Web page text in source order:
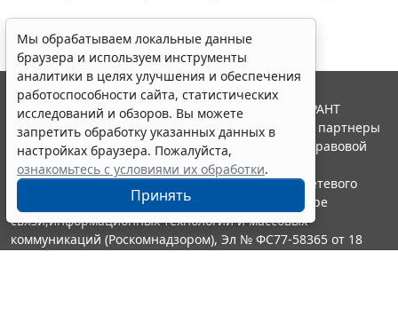
Мы обрабатываем локальные данные
браузера и используем инструменты
аналитики в целях улучшения и обеспечения
работоспособности сайта, статистических
исследований и обзоров. Вы можете
запретить обработку указанных данных в
настройках браузера. Пожалуйста,
ознакомьтесь с условиями их обработки.
Принять
© ООО "НПП "ГАРАНТ-СЕРВИС", 2026. Система ГАРАНТ
выпускается с 1990 года. Компания "Гарант" и ее партнеры
являются участниками Российской ассоциации правовой
информации ГАРАНТ.
Портал ГАРАНТ.РУ зарегистрирован в качестве сетевого
издания Федеральной службой по надзору в сфере
связи,информационных технологий и массовых
коммуникаций (Роскомнадзором), Эл № ФС77-58365 от 18